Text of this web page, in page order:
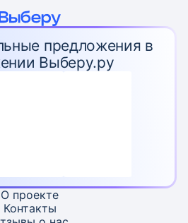
предложения в
Выберу.ру
О проекте
Контакты